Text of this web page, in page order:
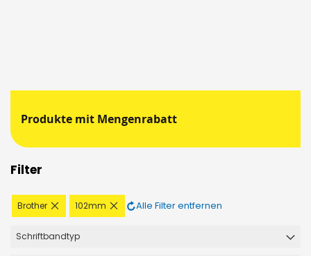
Produkte mit Mengenrabatt
Filter
Brother
Diesen
Artikel
102mm
Diesen
Artikel
Alle Filter entfernen
Schriftbandtyp